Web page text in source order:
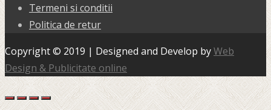
Termeni si conditii
Politica de retur
Copyright © 2019 | Designed and Develop byWeb
Design & Publicitate online